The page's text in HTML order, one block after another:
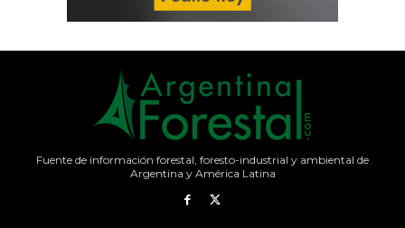
Fuente de información forestal, foresto-industrial y ambiental de
Argentina y América Latina